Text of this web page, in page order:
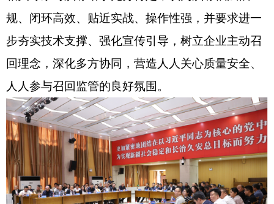
规、闭环高效、贴近实战、操作性强，并要求进一
步夯实技术支撑、强化宣传引导，树立企业主动召
回理念，深化多方协同，营造人人关心质量安全、
人人参与召回监管的良好氛围。